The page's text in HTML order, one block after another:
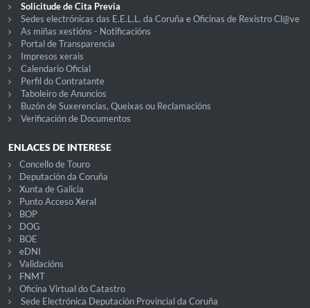
Solicitude de Cita Previa
Sedes electrónicas das E.E.L.L. da Coruña e Oficinas de Rexistro Cl@ve
As miñas xestións - Notificacións
Portal de Transparencia
Impresos xerais
Calendario Oficial
Perfil do Contratante
Taboleiro de Anuncios
Buzón de Suxerencias, Queixas ou Reclamacións
Verificación de Documentos
ENLACES DE INTERESE
Concello de Touro
Deputación da Coruña
Xunta de Galicia
Punto Acceso Xeral
BOP
DOG
BOE
eDNI
Validacións
FNMT
Oficina Virtual do Catastro
Sede Electrónica Deputación Provincial da Coruña